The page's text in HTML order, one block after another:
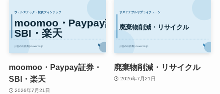
moomoo・Paypay証券・
SBI・楽天
2026年7月21日
廃棄物削減・リサイクル
2026年7月21日